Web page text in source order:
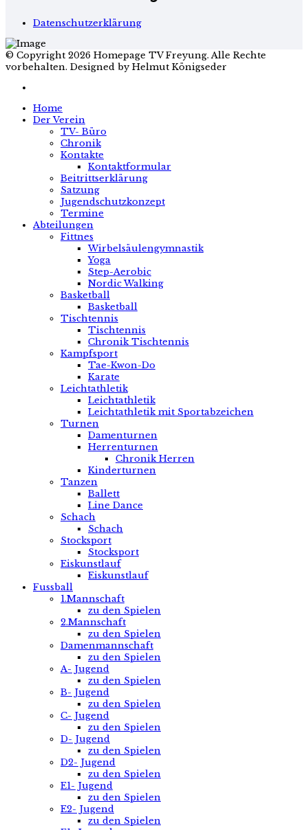
Datenschutzerklärung
© Copyright 2026 Homepage TV Freyung. Alle Rechte
vorbehalten. Designed by Helmut Königseder
Home
Der Verein
TV- Büro
Chronik
Kontakte
Kontaktformular
Beitrittserklärung
Satzung
Jugendschutzkonzept
Termine
Abteilungen
Fittnes
Wirbelsäulengymnastik
Yoga
Step-Aerobic
Nordic Walking
Basketball
Basketball
Tischtennis
Tischtennis
Chronik Tischtennis
Kampfsport
Tae-Kwon-Do
Karate
Leichtathletik
Leichtathletik
Leichtathletik mit Sportabzeichen
Turnen
Damenturnen
Herrenturnen
Chronik Herren
Kinderturnen
Tanzen
Ballett
Line Dance
Schach
Schach
Stocksport
Stocksport
Eiskunstlauf
Eiskunstlauf
Fussball
1.Mannschaft
zu den Spielen
2.Mannschaft
zu den Spielen
Damenmannschaft
zu den Spielen
A- Jugend
zu den Spielen
B- Jugend
zu den Spielen
C- Jugend
zu den Spielen
D- Jugend
zu den Spielen
D2- Jugend
zu den Spielen
E1- Jugend
zu den Spielen
E2- Jugend
zu den Spielen